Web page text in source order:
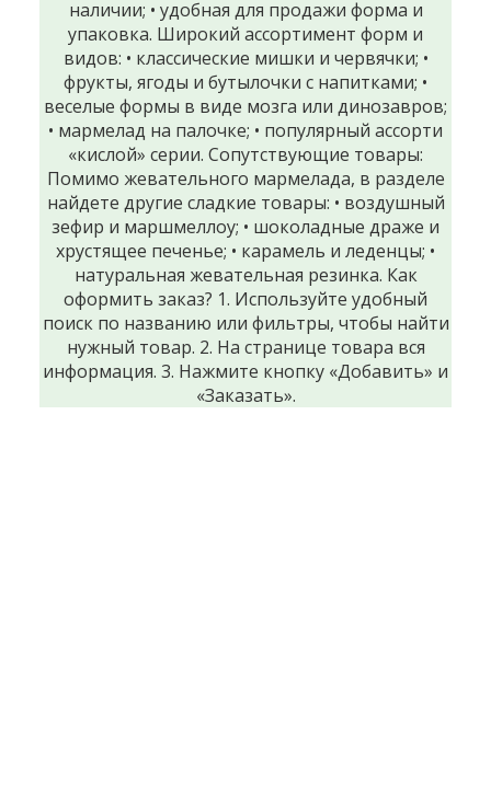
наличии; • удобная для продажи форма и
упаковка. Широкий ассортимент форм и
видов: • классические мишки и червячки; •
фрукты, ягоды и бутылочки с напитками; •
веселые формы в виде мозга или динозавров;
• мармелад на палочке; • популярный ассорти
«кислой» серии. Сопутствующие товары:
Помимо жевательного мармелада, в разделе
найдете другие сладкие товары: • воздушный
зефир и маршмеллоу; • шоколадные драже и
хрустящее печенье; • карамель и леденцы; •
натуральная жевательная резинка. Как
оформить заказ? 1. Используйте удобный
поиск по названию или фильтры, чтобы найти
нужный товар. 2. На странице товара вся
информация. 3. Нажмите кнопку «Добавить» и
«Заказать».